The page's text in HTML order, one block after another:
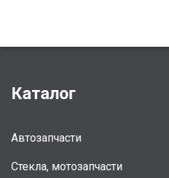
Каталог
Автозапчасти
Стекла, мотозапчасти